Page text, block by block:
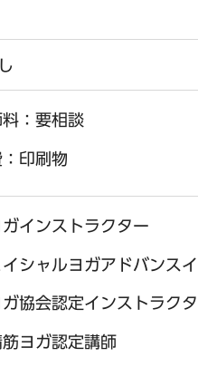
：要相談
印刷物
ガインストラクター
イシャルヨガアドバンス
ガ協会認定インストラク
ヨガ認定講師